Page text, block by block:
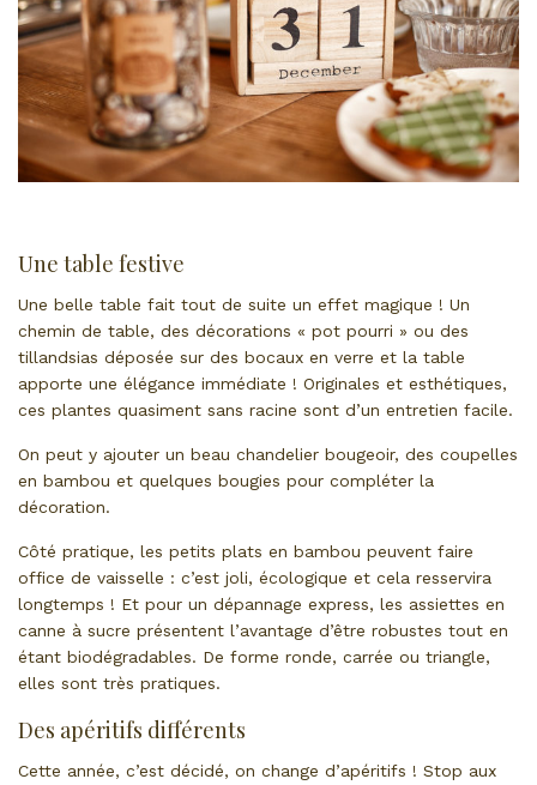
Une table festive
Une belle table fait tout de suite un effet magique ! Un
chemin de table, des décorations « pot pourri » ou des
tillandsias déposée sur des bocaux en verre et la table
apporte une élégance immédiate ! Originales et esthétiques,
ces plantes quasiment sans racine sont d’un entretien facile.
On peut y ajouter un beau chandelier bougeoir, des coupelles
en bambou et quelques bougies pour compléter la
décoration.
Côté pratique, les petits plats en bambou peuvent faire
office de vaisselle : c’est joli, écologique et cela resservira
longtemps ! Et pour un dépannage express, les assiettes en
canne à sucre présentent l’avantage d’être robustes tout en
étant biodégradables. De forme ronde, carrée ou triangle,
elles sont très pratiques.
Des apéritifs différents
Cette année, c’est décidé, on change d’apéritifs ! Stop aux